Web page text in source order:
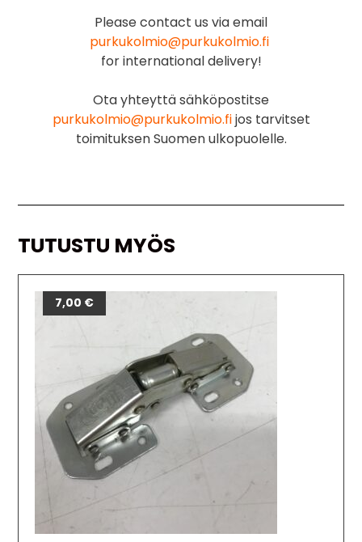
Please contact us via email
purkukolmio@purkukolmio.fi
for international delivery!
Ota yhteyttä sähköpostitse
purkukolmio@purkukolmio.fijos tarvitset
toimituksen Suomen ulkopuolelle.
TUTUSTU MYÖS
7,00 €